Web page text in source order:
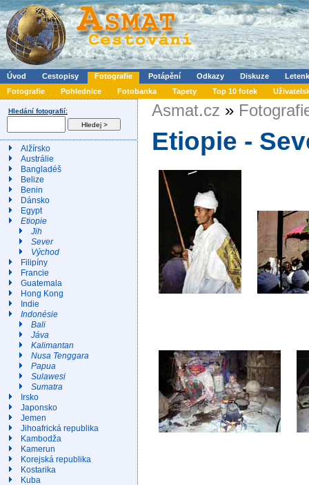
Úvod Cestopisy Fotografie Potápění Odkazy Diskuze
Fotografie
Pohlednice Fotobanka Tapety Top 10 fotek
Hledání fotografií:
Alžírsko
Austrálie
Bangladéš
Belize
Benin
Dánsko
Egypt
Etiopie
Jih
Sever
Východ
Filipíny
Francie
Guatemala
Hong Kong
Indie
Indonésie
Bali
Jáva
Kalimantan
Nusa Tenggara
Papua
Sulawesi
Sumatra
Irsko
Japonsko
Jemen
Jihoafrická republika
Kambodža
Kamerun
Korejská republika
Kostarika
Kuba
Asmat.cz »
Etiopie -